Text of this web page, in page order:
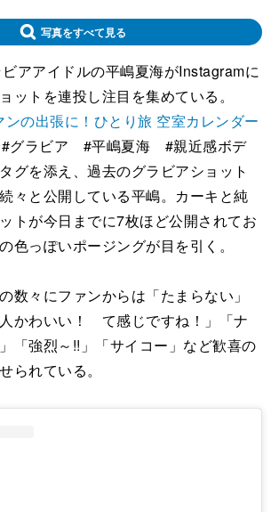
写真をすべて見る
アアイドルの平嶋夏海がInstagramに
ットを連投し注目を集めている。
ンの出張に！ひとり旅 空室カレンダー
グラビア #平嶋夏海 #親近感ボデ
グを添え、過去のグラビアショット
々と公開している平嶋。カーキと純
トが今日までに7枚ほど公開されてお
色っぽいポージングが目を引く。
数々にファンからは「たまらない」
人かわいい！ て感じですね！」「ナ
「強烈～!!」「サイコー」など歓喜の
られている。